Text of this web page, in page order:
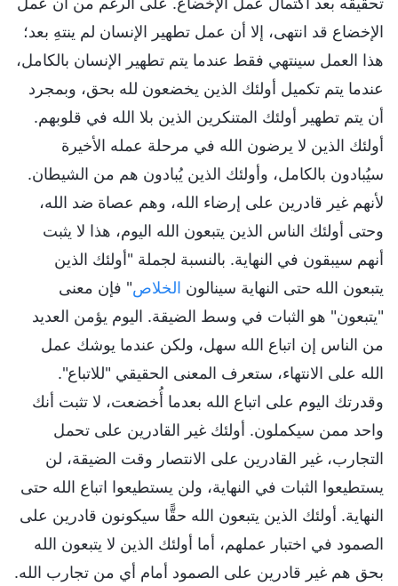
الإخضاع قد انتهى، إلا أن عمل تطهير الإنسان لم ينتهِ بعد؛
هذا العمل سينتهي فقط عندما يتم تطهير الإنسان بالكامل،
عندما يتم تكميل أولئك الذين يخضعون لله بحق، وبمجرد
أن يتم تطهير أولئك المتنكرين الذين بلا الله في قلوبهم.
أولئك الذين لا يرضون الله في مرحلة عمله الأخيرة
سيُبادون بالكامل، وأولئك الذين يُبادون هم من الشيطان.
لأنهم غير قادرين على إرضاء الله، وهم عصاة ضد الله،
وحتى أولئك الناس الذين يتبعون الله اليوم، هذا لا يثبت
أنهم سيبقون في النهاية. بالنسبة لجملة "أولئك الذين
يتبعون الله حتى النهاية سينالون الخلاص" فإن معنى
"يتبعون" هو الثبات في وسط الضيقة. اليوم يؤمن العديد
من الناس إن اتباع الله سهل، ولكن عندما يوشك عمل
الله على الانتهاء، ستعرف المعنى الحقيقي "للاتباع".
وقدرتك اليوم على اتباع الله بعدما أُخضعت، لا تثبت أنك
واحد ممن سيكملون. أولئك غير القادرين على تحمل
التجارب، غير القادرين على الانتصار وقت الضيقة، لن
يستطيعوا الثبات في النهاية، ولن يستطيعوا اتباع الله حتى
النهاية. أولئك الذين يتبعون الله حقًّا سيكونون قادرين على
الصمود في اختبار عملهم، أما أولئك الذين لا يتبعون الله
بحق هم غير قادرين على الصمود أمام أي من تجارب الله.